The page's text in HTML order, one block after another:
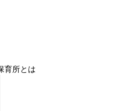
育所とは